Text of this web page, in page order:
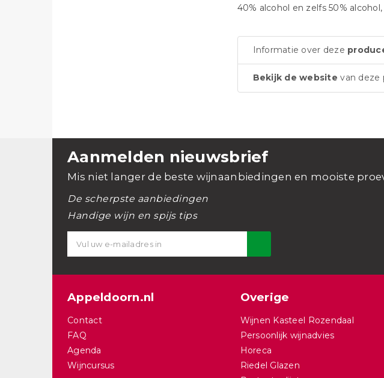
40% alcohol en zelfs 50%
Informatie over deze
Bekijk de website van deze
Aanmelden nieuwsbrief
Mis niet langer de beste wijnaanbiedingen en mooiste
De scherpste aanbiedingen
Handige wijn en spijs tips
Appeldoorn.nl
Contact
FAQ
Agenda
Wijncursus
Overige
Wijnen Kasteel Rozendaal
Persoonlijk wijnadvies
Horeca
Riedel Glazen